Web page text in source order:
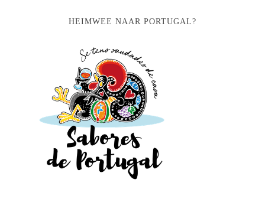
HEIMWEE NAAR PORTUGAL?